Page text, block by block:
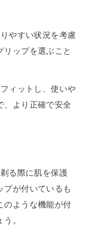
やすい状況を考慮
リップを選ぶこと
ィットし、使いや
、より正確で安全
る際に肌を保護
プが付いているも
のような機能が付
。